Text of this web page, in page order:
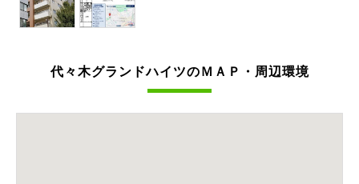
代々木グランドハイツのＭＡＰ・周辺環境